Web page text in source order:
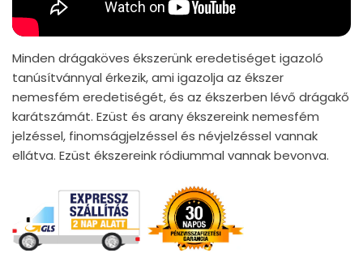
Minden drágaköves ékszerünk eredetiséget igazoló
tanúsítvánnyal érkezik, ami igazolja az ékszer
nemesfém eredetiségét, és az ékszerben lévő drágakő
karátszámát. Ezüst és arany ékszereink nemesfém
jelzéssel, finomságjelzéssel és névjelzéssel vannak
ellátva. Ezüst ékszereink ródiummal vannak bevonva.